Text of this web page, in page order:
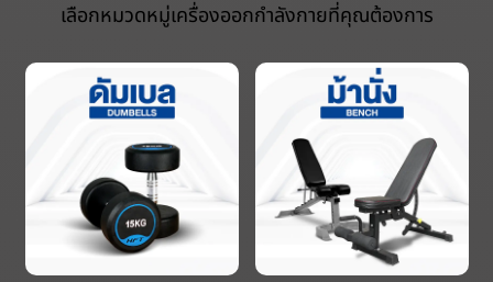
เลือกหมวดหมู่เครื่องออกกำลังกายที่คุณต้องการ